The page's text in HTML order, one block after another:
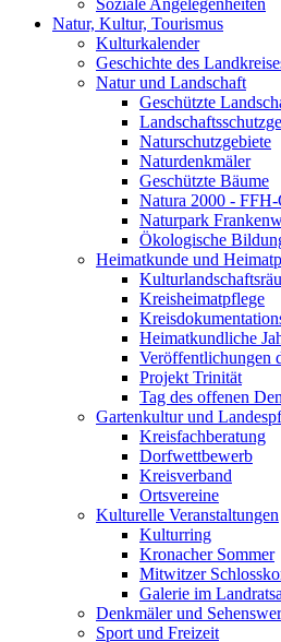
Soziale Angelegenheiten
Natur, Kultur, Tourismus
Kulturkalender
Geschichte des
Natur und Landschaft
Geschützte
Naturschutzgebiete
Naturdenkmäler
Geschützte Bäume
Natura 2000 - FFH-
Naturpark
Ökologische
Heimatkunde und
Kreisheimatpflege
Heimatkundliche
Veröffentlichungen
Projekt Trinität
Tag des offenen
Gartenkultur und
Kreisfachberatung
Dorfwettbewerb
Kreisverband
Ortsvereine
Kulturelle Veranstaltungen
Kulturring
Kronacher Sommer
Mitwitzer
Galerie im
Denkmäler und
Sport und Freizeit